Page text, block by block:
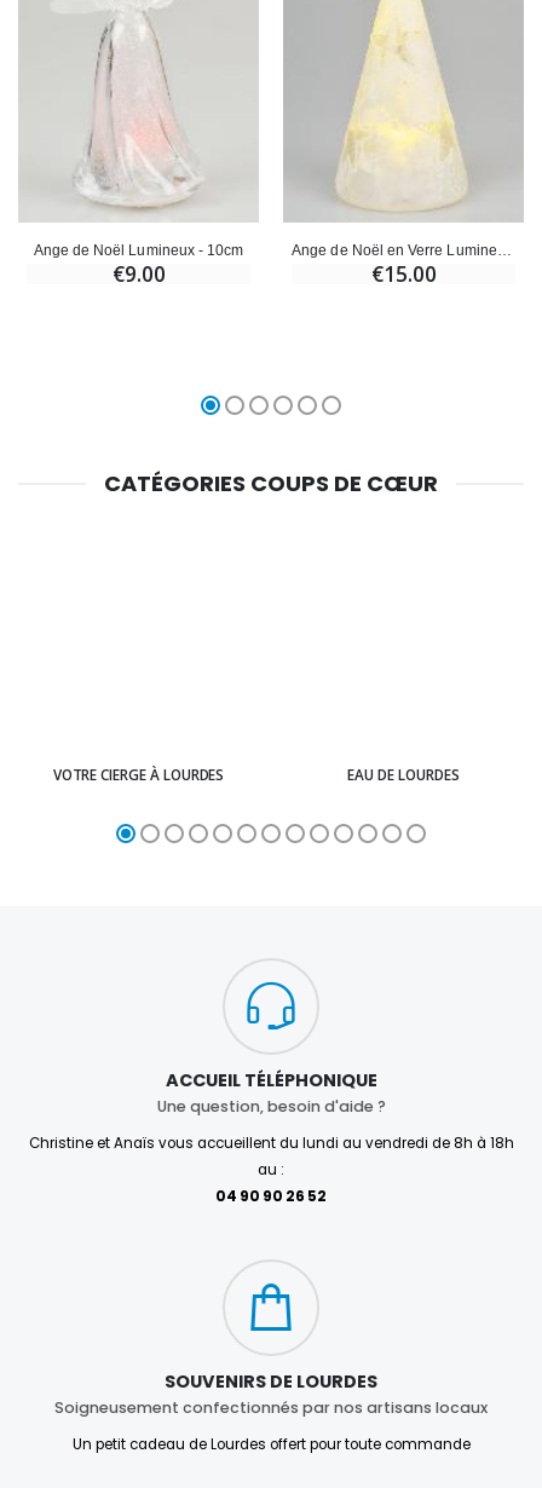
Ange de Noël Lumineux - 10cm
€9.00 €15.00
CATÉGORIES COUPS DE CŒUR
VOTRE CIERGE À LOURDES EAU DE LOURDES
ACCUEIL TÉLÉPHONIQUE
Une question, besoin d'aide ?
Christine et Anaïs vous accueillent du lundi au vendredi de 8h à 18h
au :
04 90 90 26 52
SOUVENIRS DE LOURDES
Soigneusement confectionnés par nos artisans locaux
Un petit cadeau de Lourdes offert pour toute commande